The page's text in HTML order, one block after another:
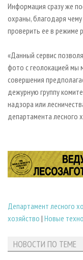
Информация сразу же
охраны, благодаря
проверить ее в режиме
«Данный сервис
фото с геолокацией мы
совершения
дежурную группу
надзора или
департамента лесного
Департамент лесного
хозяйство | Новые
НОВОСТИ ПО ТЕМЕ